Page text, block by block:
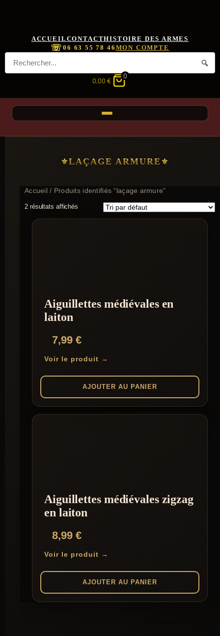
ACCUEIL CONTACTHISTOIRE DES ARMES
☏06 63 55 78 46 MON COMPTE
0,00 €
0
LAÇAGE ARMURE
Accueil/ Produits identifiés “laçage armure”
2 résultats affichés
Aiguillettes médiévales en
laiton
7,99 €
Voir le produit →
AJOUTER AU PANIER
Aiguillettes médiévales zigzag
en laiton
8,99 €
Voir le produit →
AJOUTER AU PANIER